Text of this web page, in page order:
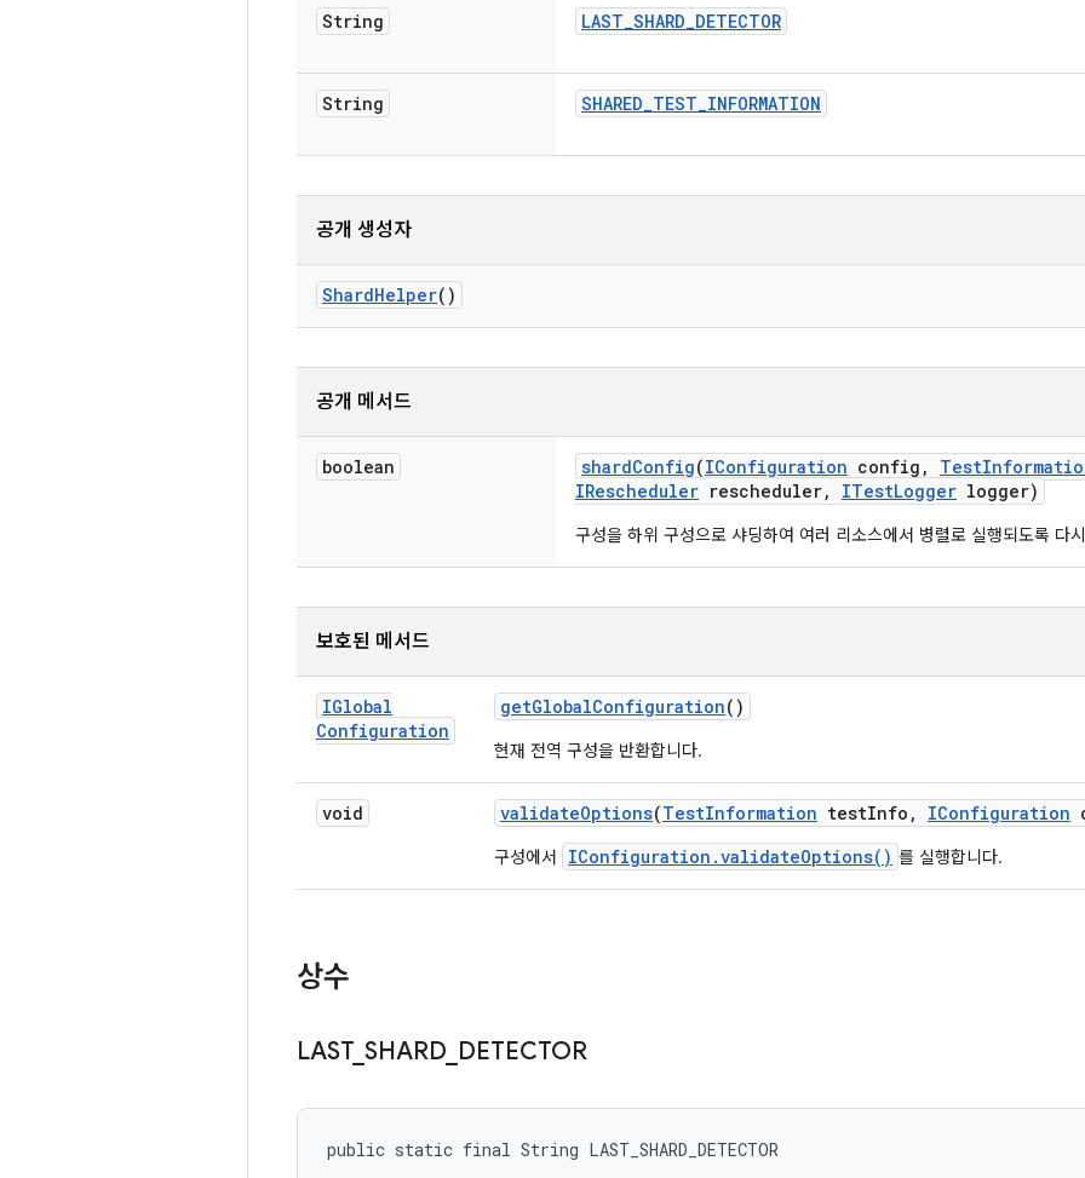
String LAST_SHARD_DETECTOR
String SHARED_TEST_INFORMATION
공개 생성자
ShardHelper()
공개 메서드
boolean shardConfig(IConfiguration config , Test
IRescheduler rescheduler, ITestLogger logger)
구성을 하위 구성으로 샤딩하여 여러 리소스에서 병렬로 실행되도록 다
보호된 메서드
IGlobal
Configuration
getGlobalConfiguration()
현재 전역 구성을 반환합니다.
void validateOptions(TestInformation testInfo , IConfiguration
구성에서 IConfiguration.validateOptions() 를 실행합니다.
상수
LAST_ SHARD DETECTOR
public static final String LAST_SHARD_DETECTOR